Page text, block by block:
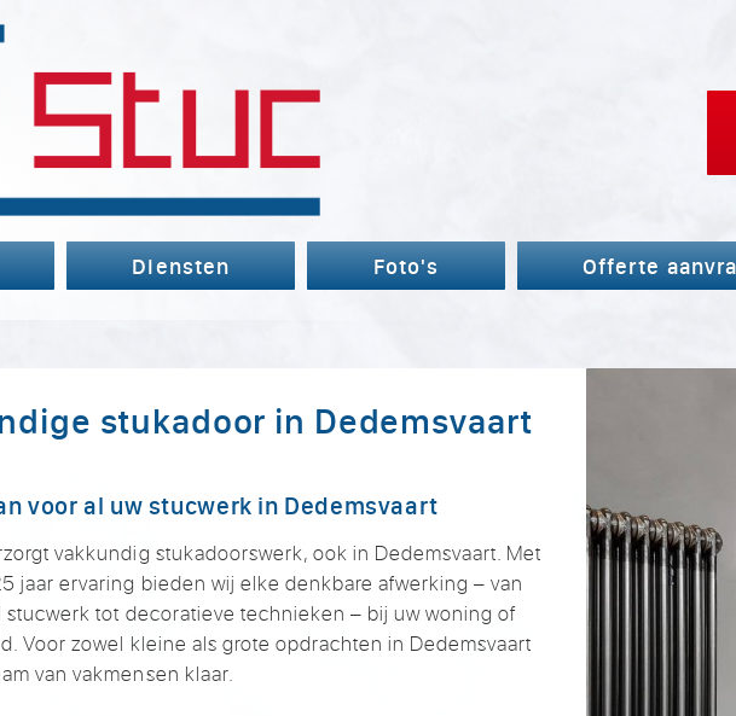
Diensten Foto's Offerte
stukadoor in Dedemsvaart
voor al uw stucwerk in Dedemsvaart
vakkundig stukadoorswerk, ook in Dedemsvaart. Met
jaar ervaring bieden wij elke denkbare afwerking – van
tot decoratieve technieken – bij uw woning of
Voor zowel kleine als grote opdrachten in Dedemsvaart
van vakmensen klaar.